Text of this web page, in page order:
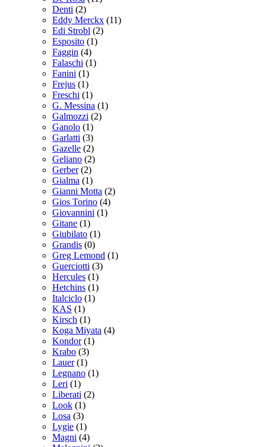
Denti (2)
Eddy Merckx (11)
Edi Strobl (2)
Esposito (1)
Faggin (4)
Falaschi (1)
Fanini (1)
Frejus (1)
Freschi (1)
G. Messina (1)
Galmozzi (2)
Ganolo (1)
Garlatti (3)
Gazelle (2)
Geliano (2)
Gerber (2)
Gialma (1)
Gianni Motta (2)
Gios Torino (4)
Giovannini (1)
Gitane (1)
Giubilato (1)
Grandis (0)
Greg Lemond (1)
Guerciotti (3)
Hercules (1)
Hetchins (1)
Italciclo (1)
KAS (1)
Kirsch (1)
Koga Miyata (4)
Kondor (1)
Krabo (3)
Lauer (1)
Legnano (1)
Leri (1)
Liberati (2)
Look (1)
Losa (3)
Lygie (1)
Magni (4)